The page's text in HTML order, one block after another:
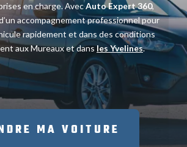
en charge. AvecAuto Expert 360,
accompagnement professionnel pour
rapidement et dans des conditions
aux Mureaux et dansles Yvelines.
MA VOITURE